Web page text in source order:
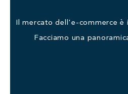
Il mercato dell'e-commerce è
Facciamo una